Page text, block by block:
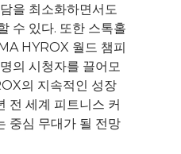
을 최소화하면서도
수 있다. 또한 스톡홀
HYROX 월드 챔피
의 시청자를 끌어모
의 지속적인 성장
전 세계 피트니스 커
중심 무대가 될 전망